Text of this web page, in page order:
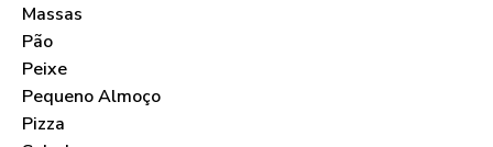
Massas
Pão
Peixe
Pequeno Almoço
Pizza